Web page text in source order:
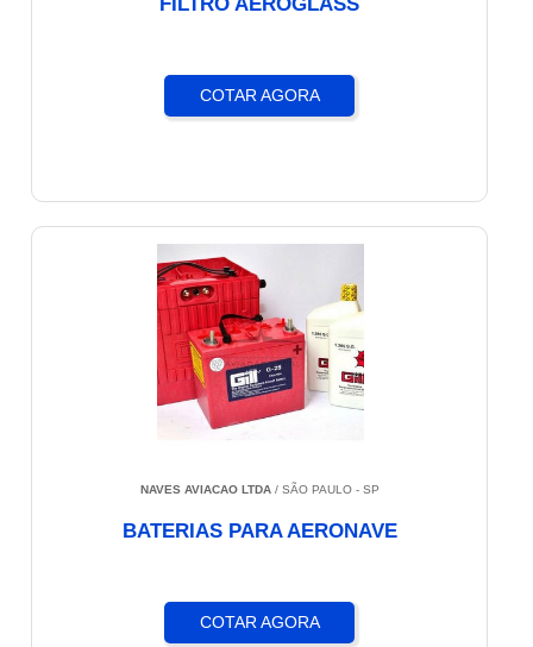
COTAR AGORA
NAVES AVIACAO LTDA/ SÃO PAULO - SP
BATERIAS PARA AERONAVE
COTAR AGORA